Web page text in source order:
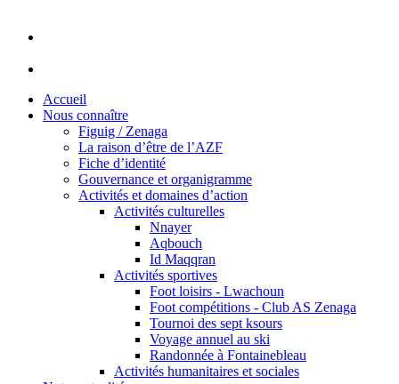
Accueil
Nous connaître
Figuig / Zenaga
La raison d’être de l’AZF
Fiche d’identité
Gouvernance et organigramme
Activités et domaines d’action
Activités culturelles
Nnayer
Aqbouch
Id Maqqran
Activités sportives
Foot loisirs - Lwachoun
Foot compétitions - Club AS Zenaga
Tournoi des sept ksours
Voyage annuel au ski
Randonnée à Fontainebleau
Activités humanitaires et sociales